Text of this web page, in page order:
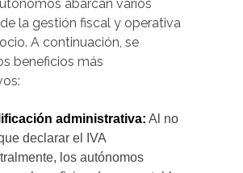
abarcan varios
la gestión fiscal y operativa
A continuación, se
beneficios más
administrativa: Al no
declarar el IVA
los autónomos